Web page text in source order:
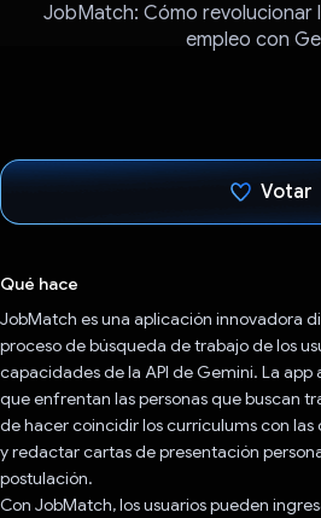
JobMatch: Cómo revolucionar
empleo con
Votar
Qué hace
JobMatch es una aplicación innovadora
proceso de búsqueda de trabajo de los
capacidades de la API de Gemini. La
que enfrentan las personas que buscan
de hacer coincidir los currículums con las
y redactar cartas de presentación
postulación.
Con JobMatch, los usuarios pueden